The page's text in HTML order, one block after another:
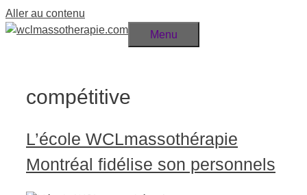
Aller au contenu
Menu
compétitive
L’école WCLmassothérapie
Montréal fidélise son personnels